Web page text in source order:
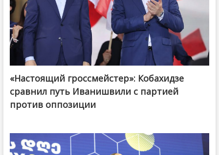
@ქართული ოცნება / Georgian Dream
«Настоящий гроссмейстер»: Кобахидзе
сравнил путь Иванишвили с партией
против оппозиции